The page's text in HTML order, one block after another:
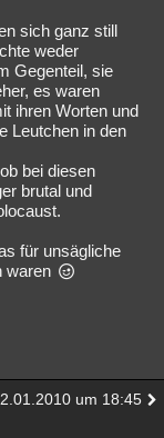
sich ganz still
weder
Gegenteil, sie
es waren
ihren Worten und
Leutchen in den
bei diesen
brutal und
für unsägliche
waren
um 18:45